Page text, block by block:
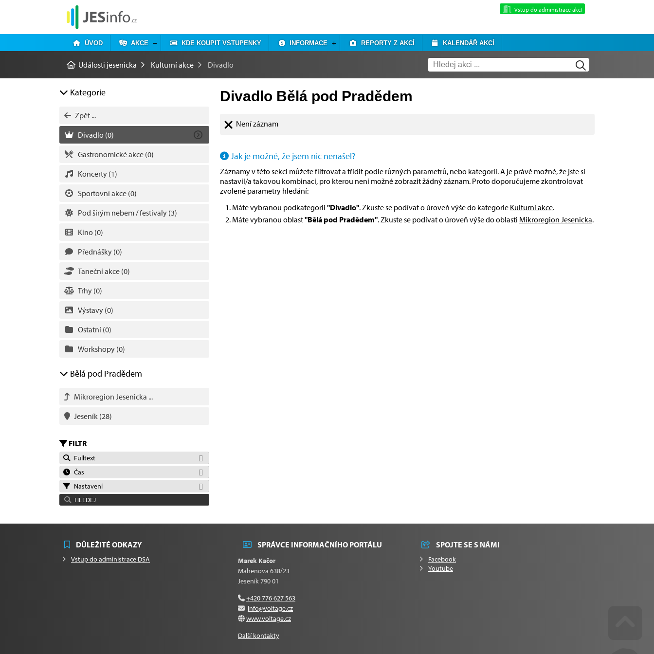
Vstup do administrace akcí
ÚVOD AKCE KDE KOUPIT VSTUPENKY INFORMACE REPORTY Z AKCÍ KALENDÁŘ AKCÍ
Události jesenicka Kulturní akce Divadlo
Kategorie
Zpět ...
Divadlo (0)
Gastronomické akce (0)
Koncerty (1)
Sportovní akce (0)
Pod širým nebem / festivaly (3)
Kino (0)
Přednášky (0)
Taneční akce (0)
Trhy (0)
Výstavy (0)
Ostatní (0)
Workshopy (0)
Bělá pod Pradědem
Mikroregion Jesenicka ...
Jeseník (28)
FILTR
Fulltext
Čas
Nastavení
HLEDEJ
Divadlo Bělá pod Pradědem
Není záznam
Jak je možné, že jsem nic nenašel?
Záznamy v této sekci můžete filtrovat a třídit podle různých parametrů, nebo kategorií. A je právě možné, že jste si
nastavil/a takovou kombinaci, pro kterou není možné zobrazit žádný záznam. Proto doporučujeme zkontrolovat
zvolené parametry hledání:
Máte vybranou podkategorii "Divadlo". Zkuste se podívat o úroveň výše do kategorie Kulturní akce.
Máte vybranou oblast"Bělá pod Pradědem". Zkuste se podívat o úroveň výše do oblasti Mikroregion Jesenicka.
DŮLEŽITÉ ODKAZY
Vstup do administrace DSA
SPRÁVCE INFORMAČNÍHO PORTÁLU
Marek Kačor
Mahenova 638/23
Jeseník 790 01
+420 776 627 563
info@voltage.cz
www.voltage.cz
Další kontakty
SPOJTE SE S NÁMI
Facebook
Youtube